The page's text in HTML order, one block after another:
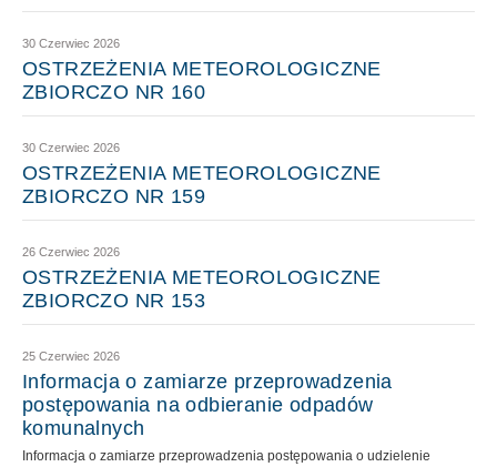
30 Czerwiec 2026
OSTRZEŻENIA METEOROLOGICZNE
ZBIORCZO NR 160
30 Czerwiec 2026
OSTRZEŻENIA METEOROLOGICZNE
ZBIORCZO NR 159
26 Czerwiec 2026
OSTRZEŻENIA METEOROLOGICZNE
ZBIORCZO NR 153
25 Czerwiec 2026
Informacja o zamiarze przeprowadzenia
postępowania na odbieranie odpadów
komunalnych
Informacja o zamiarze przeprowadzenia postępowania o udzielenie